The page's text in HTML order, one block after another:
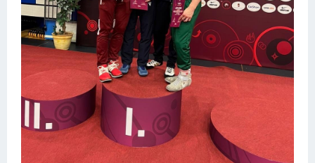
Хоккей
Велогонки
Конькобежный спорт
Тренажеры
Интерьер квартиры